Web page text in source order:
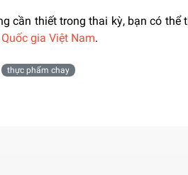
cần thiết trong thai kỳ, bạn có thể
gia Việt Nam.
thực phẩm chay